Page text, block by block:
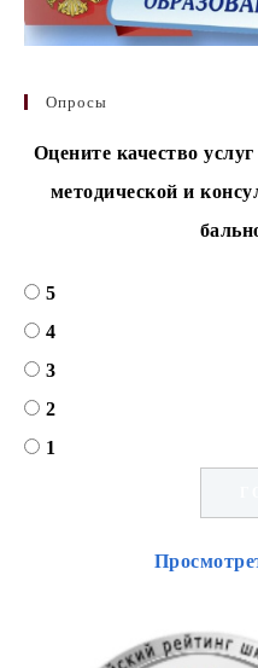
Опросы
Оцените качество
методической и
5
4
3
2
1